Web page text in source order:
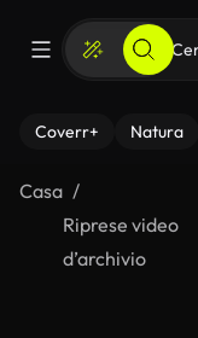
Coverr+ Natura
Casa
Riprese video
d’archivio